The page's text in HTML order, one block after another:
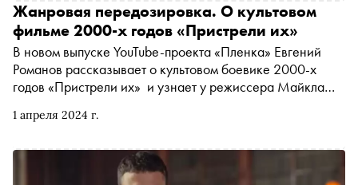
1 апреля 2024 г.
Жанровая передозировка. О культовом
фильме 2000-х годов «Пристрели их»
В новом выпуске YouTube-проекта «Пленка» Евгений
Романов рассказывает о культовом боевике 2000-х
годов «Пристрели их» и узнает у режиссера Майкла
запомнился зрителям пафосным главным героем,
как Дэвис разбирает основы жанра и смеется над
коммерческими пустышками, — в материале «Сноба»